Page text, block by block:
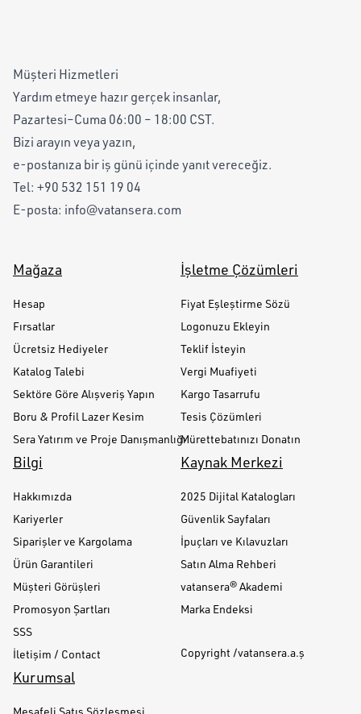
Müşteri Hizmetleri
Yardım etmeye hazır gerçek insanlar,
Pazartesi–Cuma 06:00 – 18:00 CST.
Bizi arayın veya yazın,
e-postanıza bir iş günü içinde yanıt vereceğiz.
Tel: +90 532 151 19 04
E-posta: info@vatansera.com
Mağaza
Hesap
Fırsatlar
Ücretsiz Hediyeler
Katalog Talebi
Sektöre Göre Alışveriş Yapın
Boru & Profil Lazer Kesim
Sera Yatırım ve Proje Danışmanlığı
İşletme Çözümleri
Fiyat Eşleştirme Sözü
Logonuzu Ekleyin
Teklif İsteyin
Vergi Muafiyeti
Kargo Tasarrufu
Tesis Çözümleri
Mürettebatınızı Donatın
Bilgi
Hakkımızda
Kariyerler
Siparişler ve Kargolama
Ürün Garantileri
Müşteri Görüşleri
Promosyon Şartları
SSS
İletişim / Contact
Kaynak Merkezi
2025 Dijital Katalogları
Güvenlik Sayfaları
İpuçları ve Kılavuzları
Satın Alma Rehberi
vatansera® Akademi
Marka Endeksi
Copyright /vatansera.a.ş
Kurumsal
Mesafeli Satış Sözleşmesi